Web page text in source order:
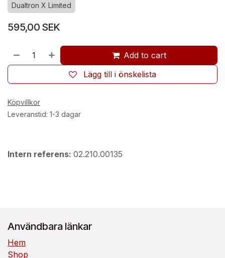
Dualtron X Limited
595,00 SEK
Add to cart
Lägg till i önskelista
Köpvillkor
Leveranstid: 1-3 dagar
Intern referens: 02.210.00135
Användbara länkar
Hem
Shop